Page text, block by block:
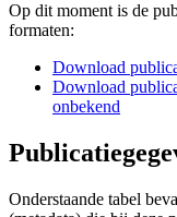
Op dit moment is de
formaten:
Download
Download
onbekend
Onderstaande tabel